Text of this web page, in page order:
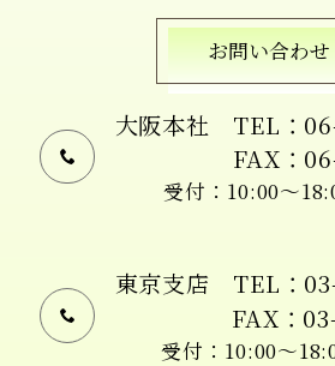
お問い合わせ
大阪本社 TEL：
FAX：
受付：10:00〜
東京支店 TEL：
FAX：
受付：10:00〜